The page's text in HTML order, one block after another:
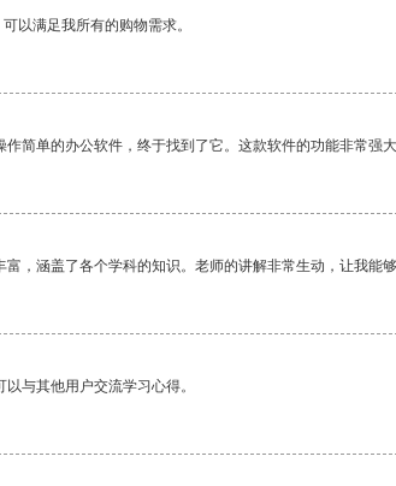
以满足我所有的购物需求。
简单的办公软件，终于找到了它。这款软件的功能非常强
，涵盖了各个学科的知识。老师的讲解非常生动，让我能够
与其他用户交流学习心得。